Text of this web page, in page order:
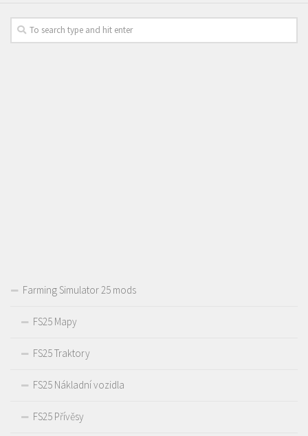
Farming Simulator 25 mods
FS25 Mapy
FS25 Traktory
FS25 Nákladní vozidla
FS25 Přívěsy